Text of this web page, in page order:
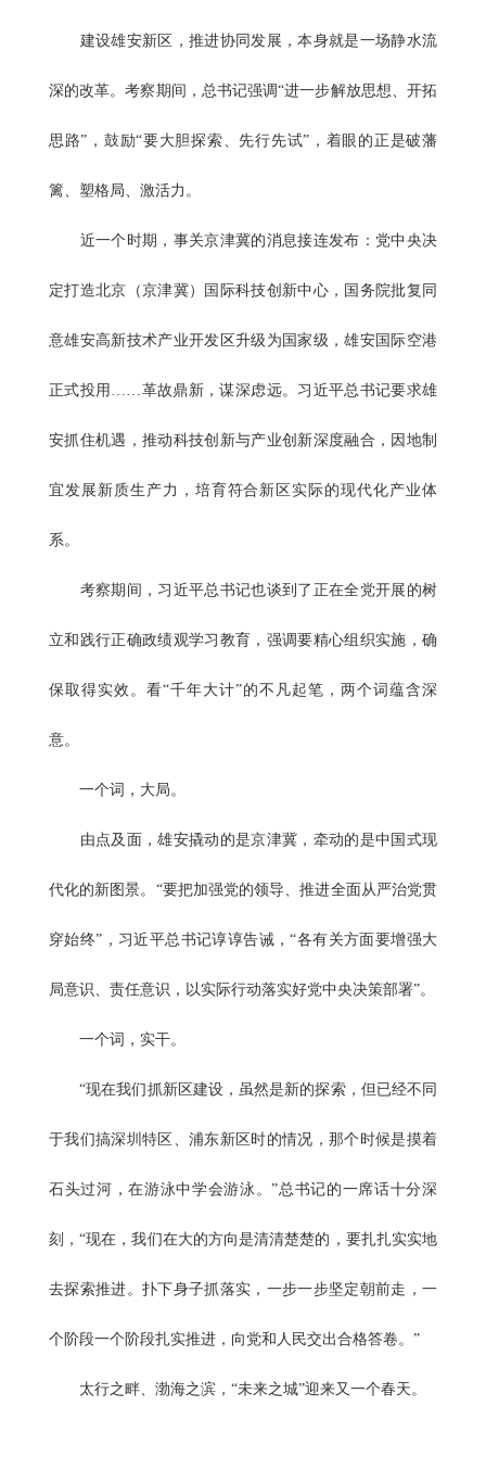
建设雄安新区，推进协同发展，本身就是一场静水流
深的改革。考察期间，总书记强调“进一步解放思想、开拓
思路”，鼓励“要大胆探索、先行先试”，着眼的正是破藩
篱、塑格局、激活力。
近一个时期，事关京津冀的消息接连发布：党中央决
定打造北京（京津冀）国际科技创新中心，国务院批复同
意雄安高新技术产业开发区升级为国家级，雄安国际空港
正式投用……革故鼎新，谋深虑远。习近平总书记要求雄
安抓住机遇，推动科技创新与产业创新深度融合，因地制
宜发展新质生产力，培育符合新区实际的现代化产业体
系。
考察期间，习近平总书记也谈到了正在全党开展的树
立和践行正确政绩观学习教育，强调要精心组织实施，确
保取得实效。看“千年大计”的不凡起笔，两个词蕴含深
意。
一个词，大局。
由点及面，雄安撬动的是京津冀，牵动的是中国式现
代化的新图景。“要把加强党的领导、推进全面从严治党贯
穿始终”，习近平总书记谆谆告诫，“各有关方面要增强大
局意识、责任意识，以实际行动落实好党中央决策部署”。
一个词，实干。
“现在我们抓新区建设，虽然是新的探索，但已经不同
于我们搞深圳特区、浦东新区时的情况，那个时候是摸着
石头过河，在游泳中学会游泳。”总书记的一席话十分深
刻，“现在，我们在大的方向是清清楚楚的，要扎扎实实地
去探索推进。扑下身子抓落实，一步一步坚定朝前走，一
个阶段一个阶段扎实推进，向党和人民交出合格答卷。”
太行之畔、渤海之滨，“未来之城”迎来又一个春天。